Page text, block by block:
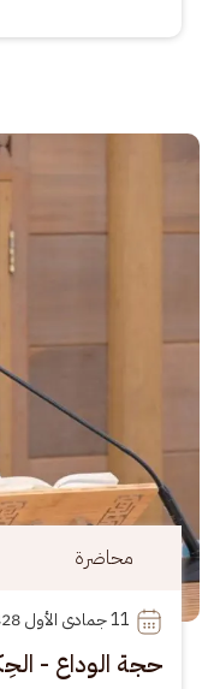
الصورة
محاضرة
11
حجة الوداع -